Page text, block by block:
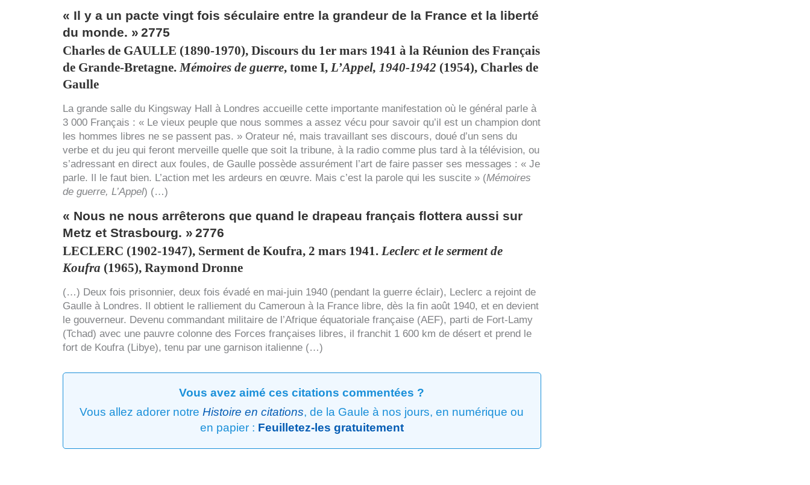
« Il y a un pacte vingt fois séculaire entre la grandeur de la France et la liberté
du monde. » 2775
Charles de GAULLE (1890-1970), Discours du 1er mars 1941 à la Réunion des Français
de Grande-Bretagne. Mémoires de guerre, tome I,L’Appel, 1940-1942 (1954), Charles de
Gaulle
La grande salle du Kingsway Hall à Londres accueille cette importante manifestation où le général parle à
3 000 Français : « Le vieux peuple que nous sommes a assez vécu pour savoir qu’il est un champion dont
les hommes libres ne se passent pas. » Orateur né, mais travaillant ses discours, doué d’un sens du
verbe et du jeu qui feront merveille quelle que soit la tribune, à la radio comme plus tard à la télévision, ou
s’adressant en direct aux foules, de Gaulle possède assurément l’art de faire passer ses messages : « Je
parle. Il le faut bien. L’action met les ardeurs en œuvre. Mais c’est la parole qui les suscite » (Mémoires
de guerre, L’Appel) (…)
« Nous ne nous arrêterons que quand le drapeau français flottera aussi sur
Metz et Strasbourg. » 2776
LECLERC (1902-1947), Serment de Koufra, 2 mars 1941. Leclerc et le serment de
Koufra (1965), Raymond Dronne
(…) Deux fois prisonnier, deux fois évadé en mai-juin 1940 (pendant la guerre éclair), Leclerc a rejoint de
Gaulle à Londres. Il obtient le ralliement du Cameroun à la France libre, dès la fin août 1940, et en devient
le gouverneur. Devenu commandant militaire de l’Afrique équatoriale française (AEF), parti de Fort-Lamy
(Tchad) avec une pauvre colonne des Forces françaises libres, il franchit 1 600 km de désert et prend le
fort de Koufra (Libye), tenu par une garnison italienne (…)
Vous avez aimé ces citations commentées ?
Vous allez adorer notreHistoire en citations, de la Gaule à nos jours, en numérique ou
en papier : Feuilletez-les gratuitement